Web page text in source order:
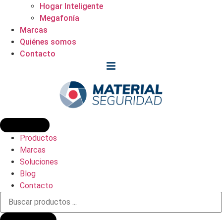
Hogar Inteligente
Megafonía
Marcas
Quiénes somos
Contacto
Productos
Marcas
Soluciones
Blog
Contacto
Búsqueda
productos